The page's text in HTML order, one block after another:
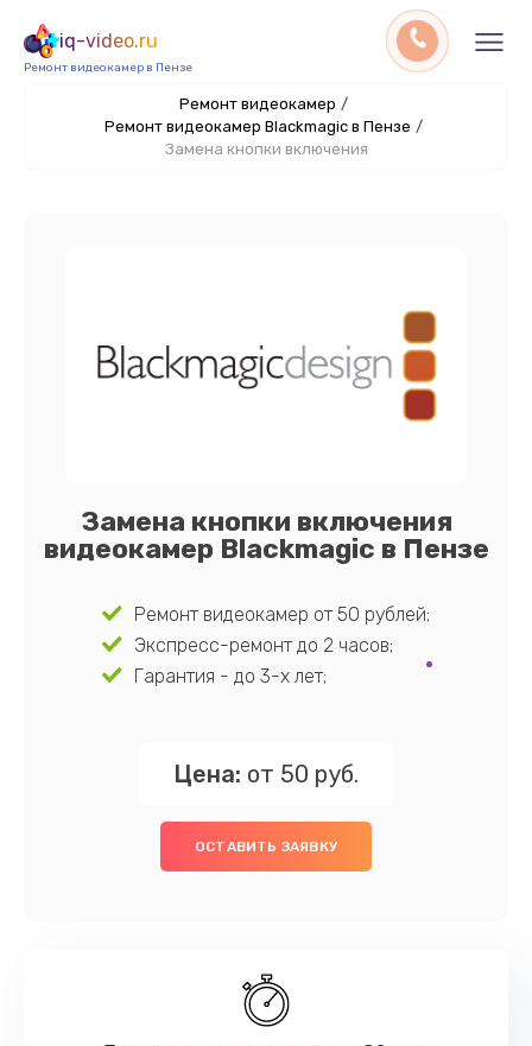
iq-video.ru
Ремонт видеокамер в Пензе
Ремонт видеокамер /
Ремонт видеокамер Blackmagic в Пензе /
Замена кнопки включения
Замена кнопки включения
видеокамер Blackmagic в Пензе
Ремонт видеокамер от 50 рублей;
Экспресс-ремонт до 2 часов;
Гарантия - до 3-х лет;
Цена: от 50 руб.
ОСТАВИТЬ ЗАЯВКУ